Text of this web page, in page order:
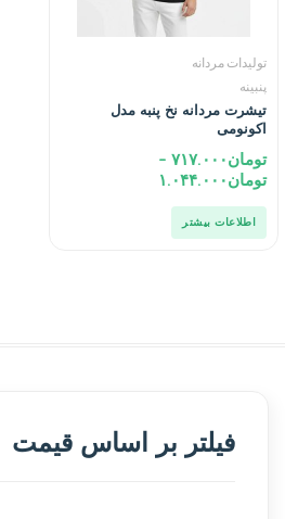
تولیدات مردانه
پنبینه
تیشرت مردانه نخ پنبه مدل
اکونومی
تومان۷۱۷.۰۰۰ –
تومان۱.۰۴۴.۰۰۰
اطلاعات بیشتر
فیلتر بر اساس قیمت